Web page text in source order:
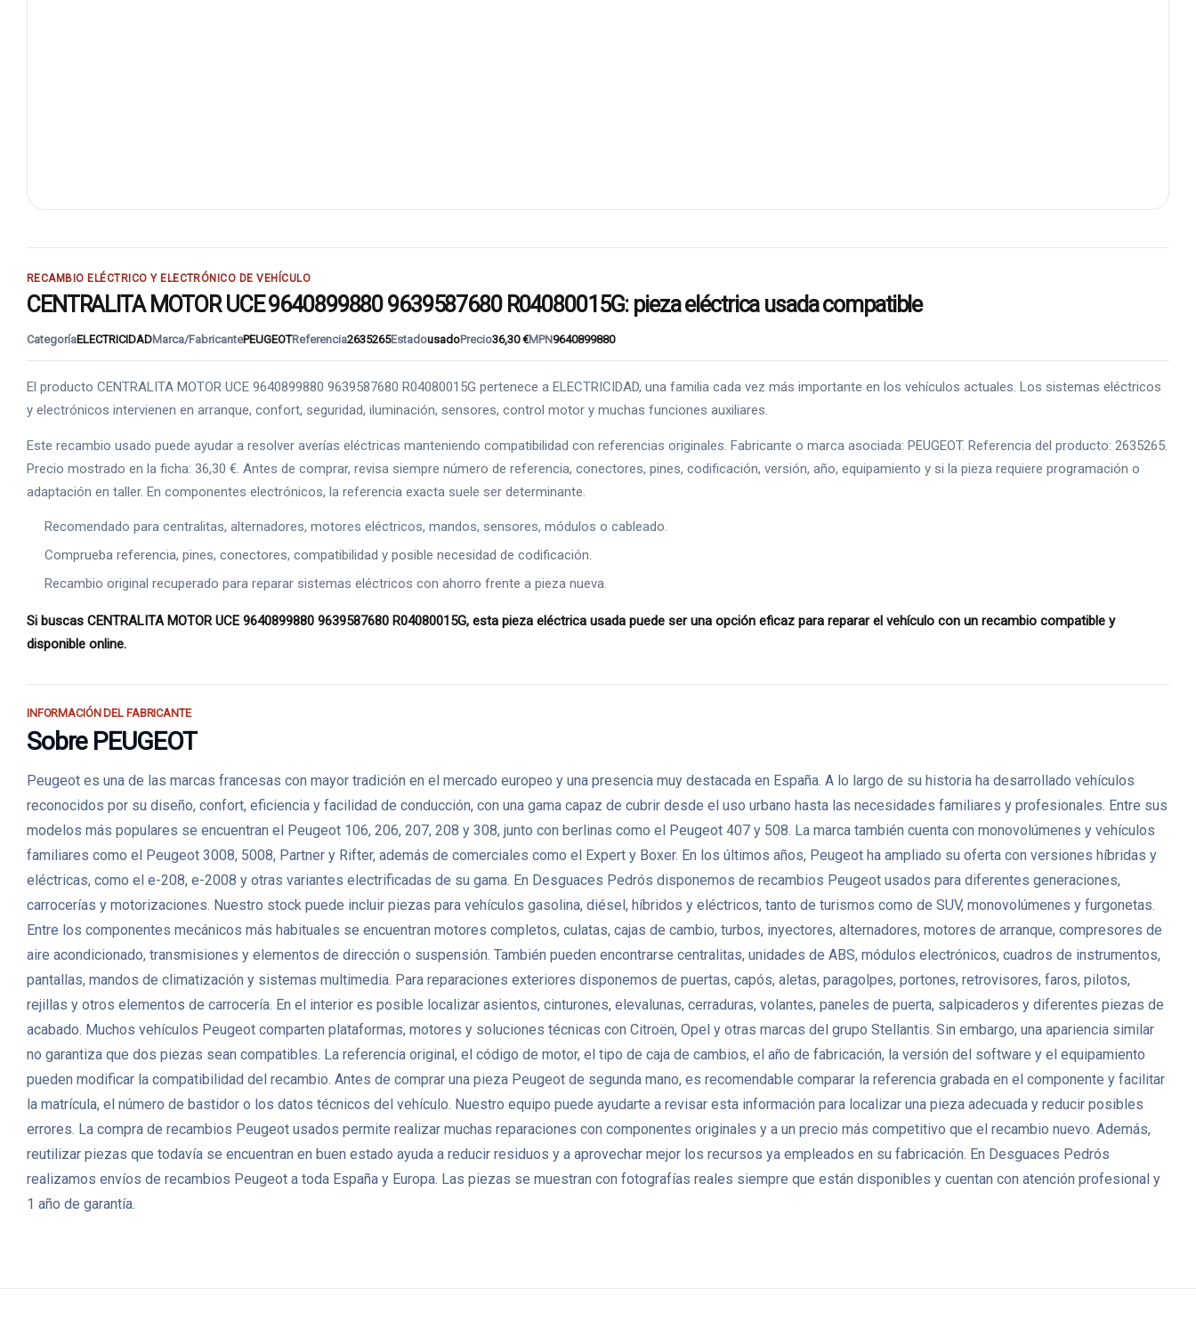
RECAMBIO ELÉCTRICO Y ELECTRÓNICO DE VEHÍCULO
CENTRALITA MOTOR UCE 9640899880 9639587680 R04080015G: pieza eléctrica usada compatible
CategoríaELECTRICIDADMarca/FabricantePEUGEOTReferencia2635265EstadousadoPrecio36,30 €MPN9640899880
El producto CENTRALITA MOTOR UCE 9640899880 9639587680 R04080015G pertenece a ELECTRICIDAD, una familia cada vez más importante en los vehículos actuales. Los sistemas eléctricos
y electrónicos intervienen en arranque, confort, seguridad, iluminación, sensores, control motor y muchas funciones auxiliares.
Este recambio usado puede ayudar a resolver averías eléctricas manteniendo compatibilidad con referencias originales. Fabricante o marca asociada: PEUGEOT. Referencia del producto: 2635265.
Precio mostrado en la ficha: 36,30 €. Antes de comprar, revisa siempre número de referencia, conectores, pines, codificación, versión, año, equipamiento y si la pieza requiere programación o
adaptación en taller. En componentes electrónicos, la referencia exacta suele ser determinante.
Recomendado para centralitas, alternadores, motores eléctricos, mandos, sensores, módulos o cableado.
Comprueba referencia, pines, conectores, compatibilidad y posible necesidad de codificación.
Recambio original recuperado para reparar sistemas eléctricos con ahorro frente a pieza nueva.
Si buscas CENTRALITA MOTOR UCE 9640899880 9639587680 R04080015G, esta pieza eléctrica usada puede ser una opción eficaz para reparar el vehículo con un recambio compatible y
disponible online.
INFORMACIÓN DEL FABRICANTE
Sobre PEUGEOT
Peugeot es una de las marcas francesas con mayor tradición en el mercado europeo y una presencia muy destacada en España. A lo largo de su historia ha desarrollado vehículos
reconocidos por su diseño, confort, eficiencia y facilidad de conducción, con una gama capaz de cubrir desde el uso urbano hasta las necesidades familiares y profesionales. Entre sus
modelos más populares se encuentran el Peugeot 106, 206, 207, 208 y 308, junto con berlinas como el Peugeot 407 y 508. La marca también cuenta con monovolúmenes y vehículos
familiares como el Peugeot 3008, 5008, Partner y Rifter, además de comerciales como el Expert y Boxer. En los últimos años, Peugeot ha ampliado su oferta con versiones híbridas y
eléctricas, como el e-208, e-2008 y otras variantes electrificadas de su gama. En Desguaces Pedrós disponemos de recambios Peugeot usados para diferentes generaciones,
carrocerías y motorizaciones. Nuestro stock puede incluir piezas para vehículos gasolina, diésel, híbridos y eléctricos, tanto de turismos como de SUV, monovolúmenes y furgonetas.
Entre los componentes mecánicos más habituales se encuentran motores completos, culatas, cajas de cambio, turbos, inyectores, alternadores, motores de arranque, compresores de
aire acondicionado, transmisiones y elementos de dirección o suspensión. También pueden encontrarse centralitas, unidades de ABS, módulos electrónicos, cuadros de instrumentos,
pantallas, mandos de climatización y sistemas multimedia. Para reparaciones exteriores disponemos de puertas, capós, aletas, paragolpes, portones, retrovisores, faros, pilotos,
rejillas y otros elementos de carrocería. En el interior es posible localizar asientos, cinturones, elevalunas, cerraduras, volantes, paneles de puerta, salpicaderos y diferentes piezas de
acabado. Muchos vehículos Peugeot comparten plataformas, motores y soluciones técnicas con Citroën, Opel y otras marcas del grupo Stellantis. Sin embargo, una apariencia similar
no garantiza que dos piezas sean compatibles. La referencia original, el código de motor, el tipo de caja de cambios, el año de fabricación, la versión del software y el equipamiento
pueden modificar la compatibilidad del recambio. Antes de comprar una pieza Peugeot de segunda mano, es recomendable comparar la referencia grabada en el componente y facilitar
la matrícula, el número de bastidor o los datos técnicos del vehículo. Nuestro equipo puede ayudarte a revisar esta información para localizar una pieza adecuada y reducir posibles
errores. La compra de recambios Peugeot usados permite realizar muchas reparaciones con componentes originales y a un precio más competitivo que el recambio nuevo. Además,
reutilizar piezas que todavía se encuentran en buen estado ayuda a reducir residuos y a aprovechar mejor los recursos ya empleados en su fabricación. En Desguaces Pedrós
realizamos envíos de recambios Peugeot a toda España y Europa. Las piezas se muestran con fotografías reales siempre que están disponibles y cuentan con atención profesional y
1 año de garantía.